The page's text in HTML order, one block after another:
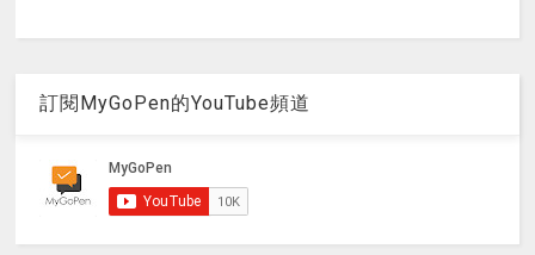
訂閱MyGoPen的YouTube頻道